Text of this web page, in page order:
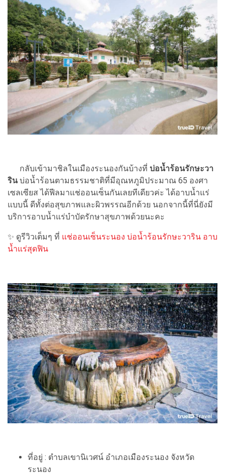
กลับเข้ามาชิลในเมืองระนองกันบ้างที่ บ่อน้ำร้อนรักษะวา
รินบ่อน้ำร้อนตามธรรมชาติที่มีอุณหภูมิประมาณ 65 องศา
เซลเซียส ได้ฟีลมาแช่ออนเซ็นกันเลยทีเดียวค่ะ ได้อาบน้ำแร่
แบบนี้ ดีทั้งต่อสุขภาพและผิวพรรณอีกด้วย นอกจากนี้ที่นี่ยังมี
บริการอาบน้ำแร่บำบัดรักษาสุขภาพด้วยนะคะ
✨ ดูรีวิวเต็มๆ ที่ แช่ออนเซ็นระนอง บ่อน้ำร้อนรักษะวาริน อาบ
น้ำแร่สุดฟิน
ที่อยู่ : ตำบลเขานิเวศน์ อำเภอเมืองระนอง จังหวัด
ระนอง